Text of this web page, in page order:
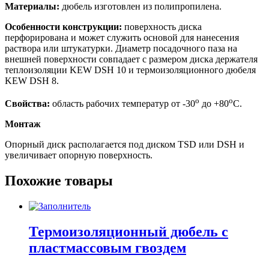
Материалы: дюбель изготовлен из полипропилена.
Особенности конструкции: поверхность диска
перфорирована и может служить основой для нанесения
раствора или штукатурки. Диаметр посадочного паза на
внешней поверхности совпадает с размером диска держателя
теплоизоляции KEW DSH 10 и термоизоляционного дюбеля
KEW DSH 8.
Свойства: область рабочих температур от -30o до +80oС.
Монтаж
Опорный диск располагается под диском TSD или DSH и
увеличивает опорную поверхность.
Похожие товары
Термоизоляционный дюбель с
пластмассовым гвоздем